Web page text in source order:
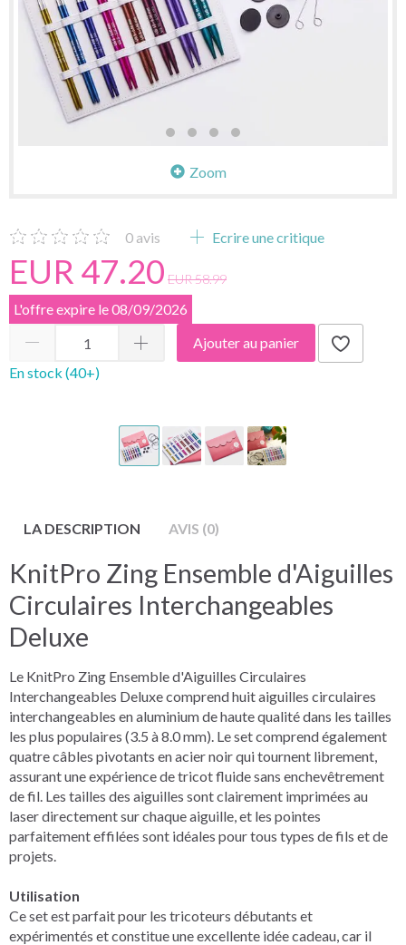
Zoom
0 avis Ecrire une critique
EUR 47.20 EUR 58.99
L'offre expire le 08/09/2026
Ajouter au panier
En stock (40+)
LA DESCRIPTION AVIS (0)
KnitPro Zing Ensemble d'Aiguilles
Circulaires Interchangeables
Deluxe
Le KnitPro Zing Ensemble d'Aiguilles Circulaires
Interchangeables Deluxe comprend huit aiguilles circulaires
interchangeables en aluminium de haute qualité dans les tailles
les plus populaires (3.5 à 8.0 mm). Le set comprend également
quatre câbles pivotants en acier noir qui tournent librement,
assurant une expérience de tricot fluide sans enchevêtrement
de fil. Les tailles des aiguilles sont clairement imprimées au
laser directement sur chaque aiguille, et les pointes
parfaitement effilées sont idéales pour tous types de fils et de
projets.
Utilisation
Ce set est parfait pour les tricoteurs débutants et
expérimentés et constitue une excellente idée cadeau, car il